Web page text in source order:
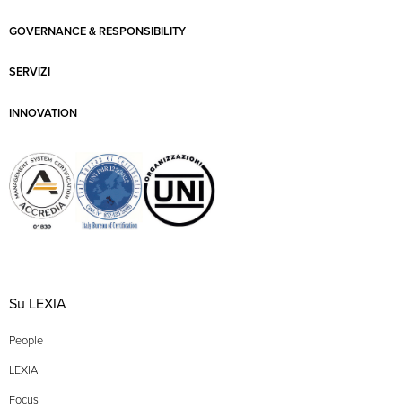
GOVERNANCE & RESPONSIBILITY
SERVIZI
INNOVATION
Su LEXIA
People
LEXIA
Focus